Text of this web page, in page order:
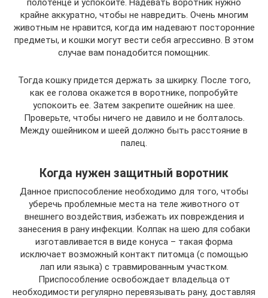
полотенце и успокойте. Надевать воротник нужно
крайне аккуратно, чтобы не навредить. Очень многим
животным не нравится, когда им надевают посторонние
предметы, и кошки могут вести себя агрессивно. В этом
случае вам понадобится помощник.
Тогда кошку придется держать за шкирку. После того,
как ее голова окажется в воротнике, попробуйте
успокоить ее. Затем закрепите ошейник на шее.
Проверьте, чтобы ничего не давило и не болталось.
Между ошейником и шеей должно быть расстояние в
палец.
Когда нужен защитный воротник
Данное приспособление необходимо для того, чтобы
уберечь проблемные места на теле животного от
внешнего воздействия, избежать их повреждения и
занесения в рану инфекции. Колпак на шею для собаки
изготавливается в виде конуса – такая форма
исключает возможный контакт питомца (с помощью
лап или языка) с травмированным участком.
Приспособление освобождает владельца от
необходимости регулярно перевязывать рану, доставляя